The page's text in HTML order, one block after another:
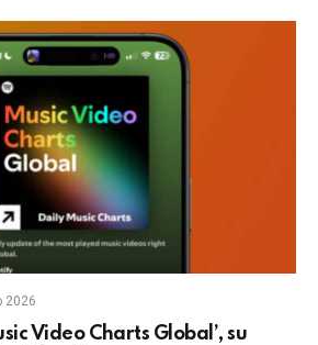
2026
Video Charts Global’, su